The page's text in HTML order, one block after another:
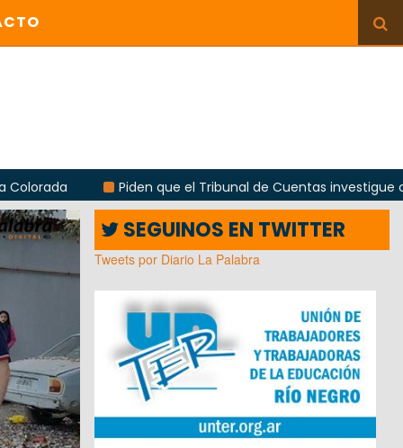
Piden que el Tribunal de Cuentas investigue contratación
SEGUINOS EN TWITTER
Tweets por Diario La Palabra